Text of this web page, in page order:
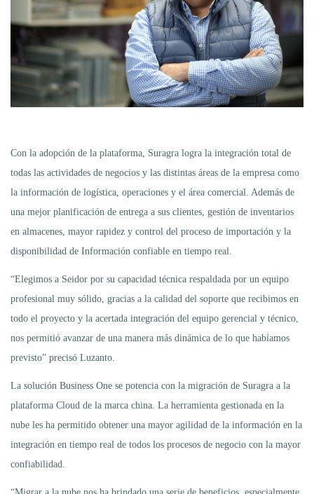
Con la adopción de la plataforma, Suragra logra la integración total de
todas las actividades de negocios y las distintas áreas de la empresa como
la información de logística, operaciones y el área comercial. Además de
una mejor planificación de entrega a sus clientes, gestión de inventarios
en almacenes, mayor rapidez y control del proceso de importación y la
disponibilidad de Información confiable en tiempo real.
“Elegimos a Seidor por su capacidad técnica respaldada por un equipo
profesional muy sólido, gracias a la calidad del soporte que recibimos en
todo el proyecto y la acertada integración del equipo gerencial y técnico,
nos permitió avanzar de una manera más dinámica de lo que habíamos
previsto” precisó Luzanto.
La solución Business One se potencia con la migración de Suragra a la
plataforma Cloud de la marca china. La herramienta gestionada en la
nube les ha permitido obtener una mayor agilidad de la información en la
integración en tiempo real de todos los procesos de negocio con la mayor
confiabilidad.